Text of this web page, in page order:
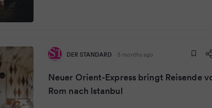
DER STANDARD · 3 months ago
Neuer Orient-Express bringt Reisende
Rom nach Istanbul